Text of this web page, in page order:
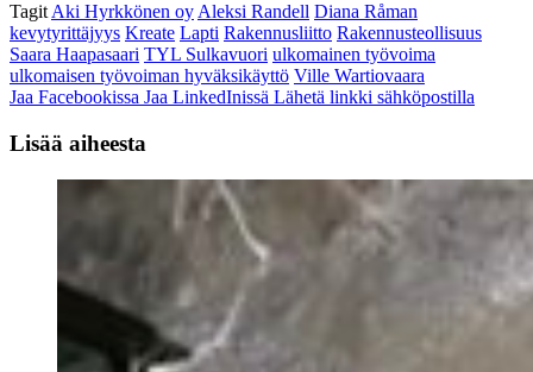
Tagit Aki Hyrkkönen oy Aleksi Randell Diana Råman
kevytyrittäjyys Kreate Lapti Rakennusliitto Rakennusteollisuus
Saara Haapasaari TYL Sulkavuori ulkomainen työvoima
ulkomaisen työvoiman hyväksikäyttö Ville Wartiovaara
Jaa Facebookissa Jaa LinkedInissä Lähetä linkki sähköpostilla
Lisää aiheesta